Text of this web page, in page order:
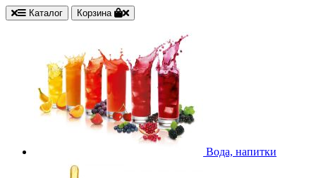
Каталог Корзина
Вода, напитки